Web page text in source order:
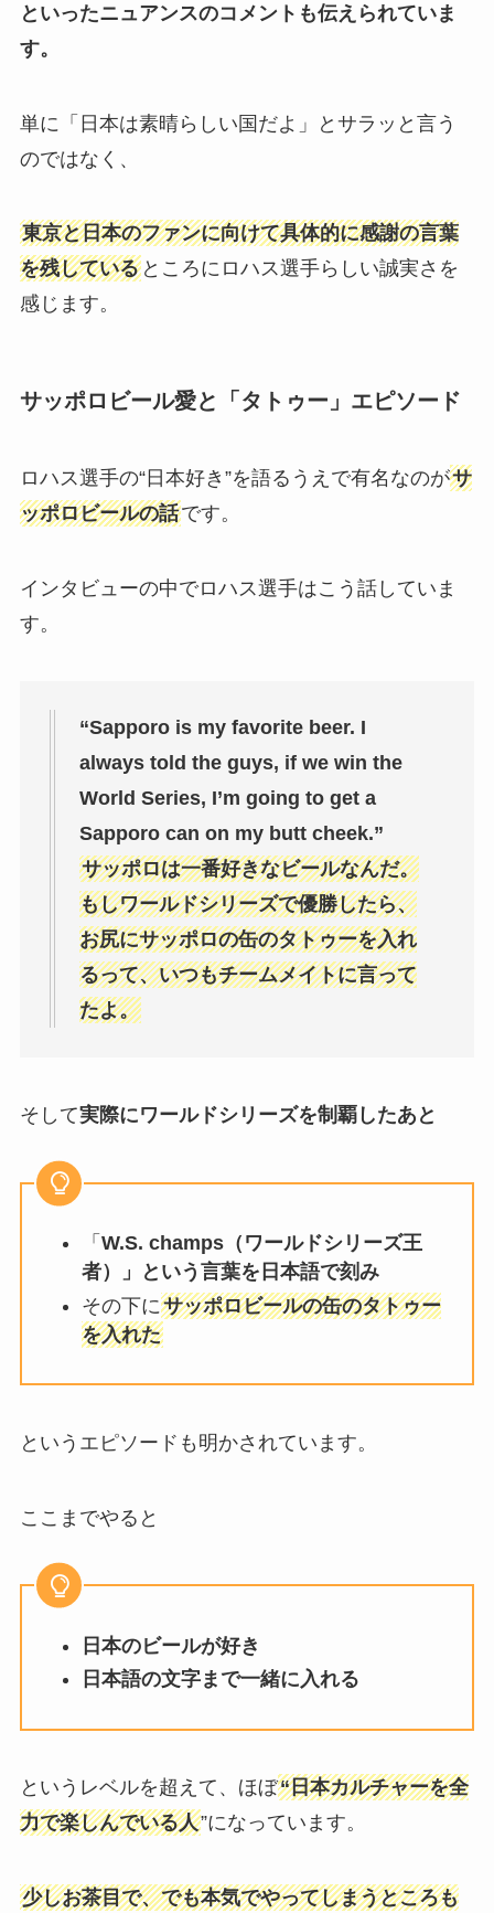
といったニュアンスのコメントも伝えられていま
す。
単に「日本は素晴らしい国だよ」とサラッと言う
のではなく、
東京と日本のファンに向けて具体的に感謝の言葉
を残しているところにロハス選手らしい誠実さを
感じます。
サッポロビール愛と「タトゥー」エピソード
ロハス選手の“日本好き”を語るうえで有名なのがサ
ッポロビールの話です。
インタビューの中でロハス選手はこう話していま
す。
“Sapporo is my favorite beer. I
always told the guys, if we win the
World Series, I’m going to get a
Sapporo can on my butt cheek.”
サッポロは一番好きなビールなんだ。
もしワールドシリーズで優勝したら、
お尻にサッポロの缶のタトゥーを入れ
るって、いつもチームメイトに言って
たよ。
そして実際にワールドシリーズを制覇したあと
「 W.S. champs（ワールドシリーズ王
者）」という言葉を日本語で刻み
その下にサッポロビールの缶のタトゥー
を入れた
というエピソードも明かされています。
ここまでやると
日本のビールが好き
日本語の文字まで一緒に入れる
というレベルを超えて、ほぼ“日本カルチャーを全
力で楽しんでいる人”になっています。
少しお茶目で、でも本気でやってしまうところも